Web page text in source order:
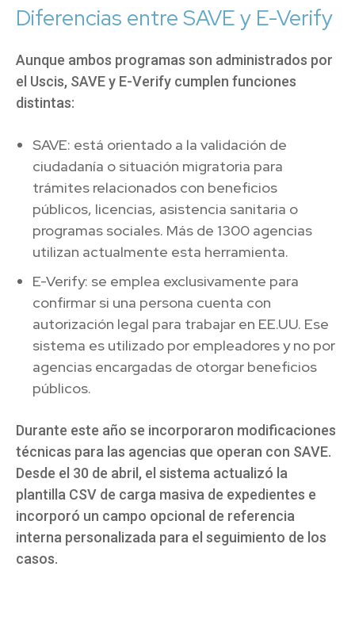
Diferencias entre SAVE y E-Verify
Aunque ambos programas son administrados por
el Uscis, SAVE y E-Verify cumplen funciones
distintas:
SAVE: está orientado a la validación de
ciudadanía o situación migratoria para
trámites relacionados con beneficios
públicos, licencias, asistencia sanitaria o
programas sociales. Más de 1300 agencias
utilizan actualmente esta herramienta.
E-Verify: se emplea exclusivamente para
confirmar si una persona cuenta con
autorización legal para trabajar en EE.UU. Ese
sistema es utilizado por empleadores y no por
agencias encargadas de otorgar beneficios
públicos.
Durante este año se incorporaron modificaciones
técnicas para las agencias que operan con SAVE.
Desde el 30 de abril, el sistema actualizó la
plantilla CSV de carga masiva de expedientes e
incorporó un campo opcional de referencia
interna personalizada para el seguimiento de los
casos.